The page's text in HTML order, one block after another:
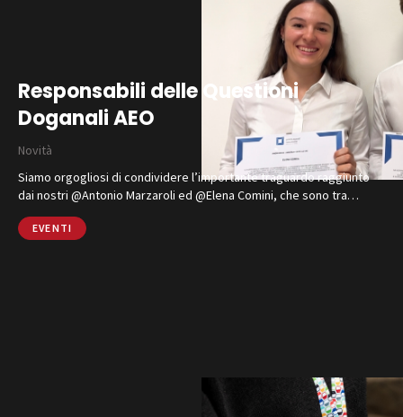
Responsabili delle Questioni
Doganali AEO
Novità
Siamo orgogliosi di condividere l’importante traguardo raggiunto
dai nostri @Antonio Marzaroli ed @Elena Comini, che sono tra…
EVENTI